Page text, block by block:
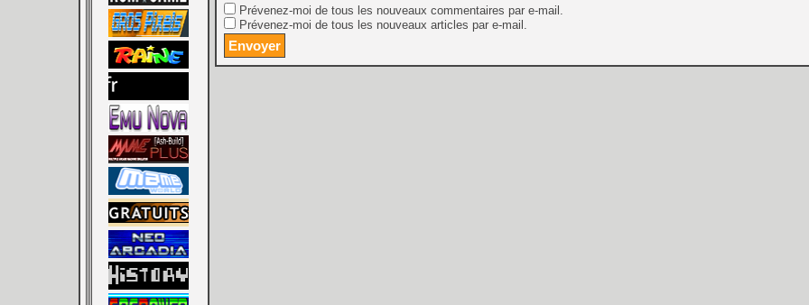
[Mo5] La mini borne
[GK] Pourquoi Marvel
[GK] Test : Restory : Chill
Prévenez-moi de tous les nouveaux commentaires par e-mail.
Prévenez-moi de tous les nouveaux articles par e-mail.